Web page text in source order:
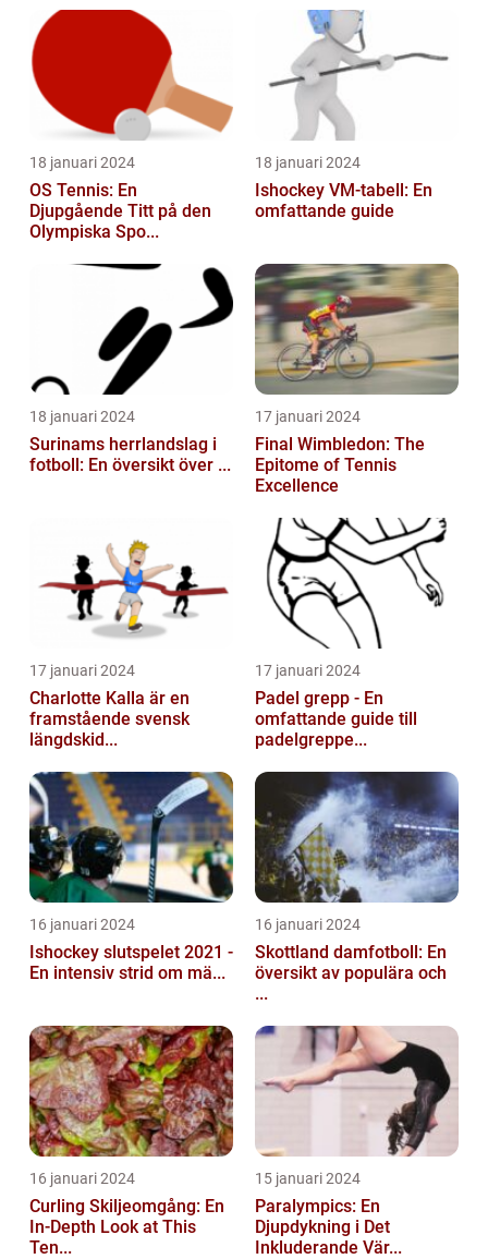
18 januari 2024
OS Tennis: En
Djupgående Titt på den
Olympiska Spo...
18 januari 2024
Ishockey VM-tabell: En
omfattande guide
18 januari 2024
Surinams herrlandslag i
fotboll: En översikt över ...
17 januari 2024
Final Wimbledon: The
Epitome of Tennis
Excellence
17 januari 2024
Charlotte Kalla är en
framstående svensk
längdskid...
17 januari 2024
Padel grepp - En
omfattande guide till
padelgreppe...
16 januari 2024
Ishockey slutspelet 2021 -
En intensiv strid om mä...
16 januari 2024
Skottland damfotboll: En
översikt av populära och
...
16 januari 2024
Curling Skiljeomgång: En
In-Depth Look at This
Ten...
15 januari 2024
Paralympics: En
Djupdykning i Det
Inkluderande Vär...